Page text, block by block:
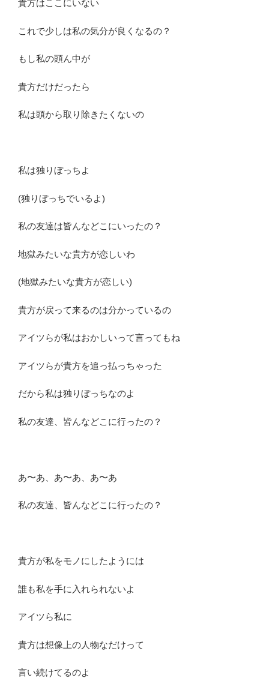
貴方はここにいない
これで少しは私の気分が良くなるの？
もし私の頭ん中が
貴方だけだったら
私は頭から取り除きたくないの
私は独りぼっちよ
(独りぼっちでいるよ)
私の友達は皆んなどこにいったの？
地獄みたいな貴方が恋しいわ
(地獄みたいな貴方が恋しい)
貴方が戻って来るのは分かっているの
アイツらが私はおかしいって言ってもね
アイツらが貴方を追っ払っちゃった
だから私は独りぼっちなのよ
私の友達、皆んなどこに行ったの？
あ〜あ、あ〜あ、あ〜あ
私の友達、皆んなどこに行ったの？
貴方が私をモノにしたようには
誰も私を手に入れられないよ
アイツら私に
貴方は想像上の人物なだけって
言い続けてるのよ